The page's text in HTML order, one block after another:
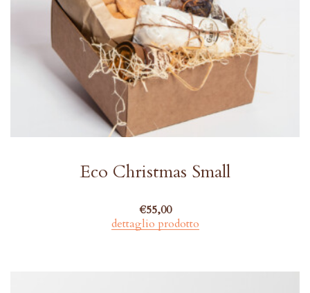
Eco Christmas Small
€55,00
dettaglio prodotto